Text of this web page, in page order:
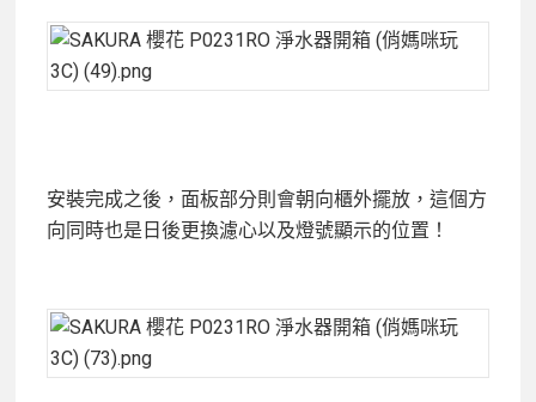
安裝完成之後，面板部分則會朝向櫃外擺放，這個方
向同時也是日後更換濾心以及燈號顯示的位置！